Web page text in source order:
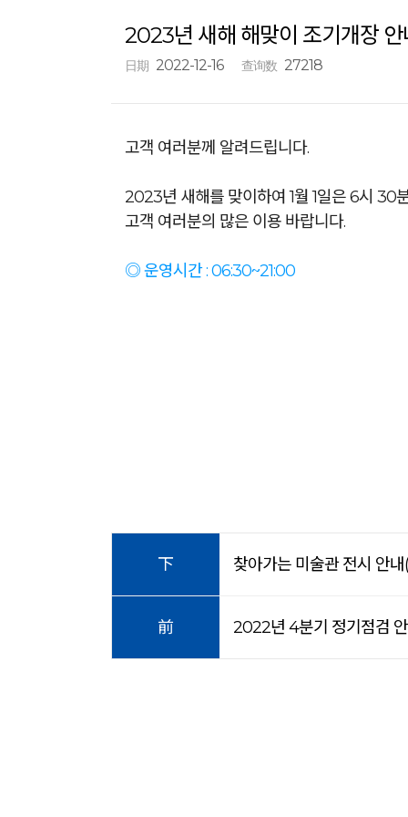
2023년 새해 해맞이 조기개장 안
日期 2022-12-16 查询数 27218
고객 여러분께 알려드립니다.
2023년 새해를 맞이하여 1월 1일은 6시 30
고객 여러분의 많은 이용 바랍니다.
◎ 운영시간 : 06:30~21:00
下 찾아가는 미술관 전시 안
前 2022년 4분기 정기점검